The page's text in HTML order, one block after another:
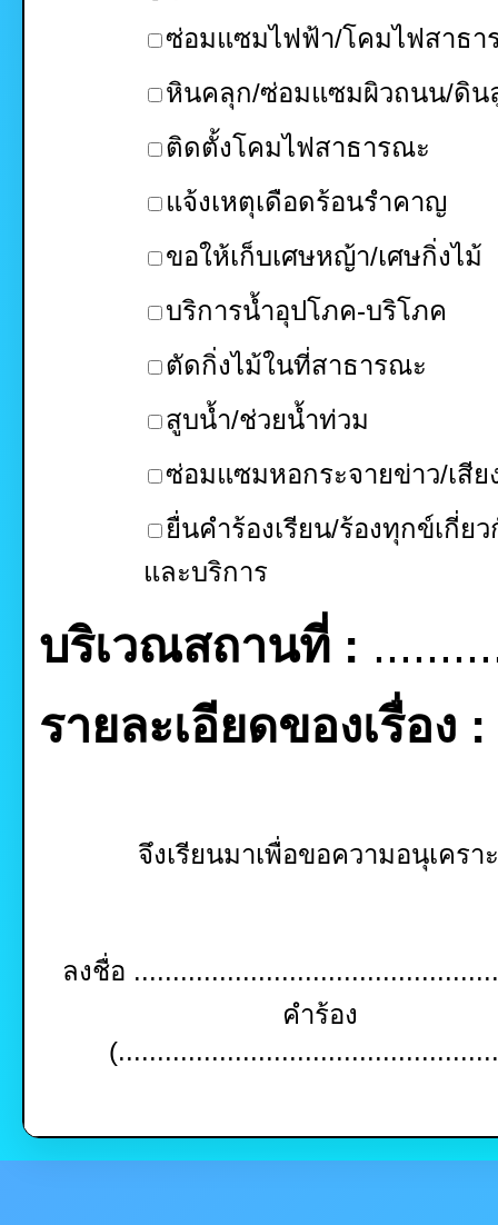
ซ่อมแซมไฟฟ้า/โคมไฟสาธา
หินคลุก/ซ่อมแซมผิวถนน/ดิน
ติดตั้งโคมไฟสาธารณะ
แจ้งเหตุเดือดร้อนรำคาญ
ขอให้เก็บเศษหญ้า/เศษกิ่งไม้
บริการน้ำอุปโภค-บริโภค
ตัดกิ่งไม้ในที่สาธารณะ
สูบน้ำ/ช่วยน้ำท่วม
ซ่อมแซมหอกระจายข่าว/เสีย
ยื่นคำร้องเรียน/ร้องทุกข์เกี่ย
และบริการ
บริเวณสถานที่ :
รายละเอียดของเรื่อง :
จึงเรียนมาเพื่อขอความอนุเค
ลงชื่อ
คำร้อง